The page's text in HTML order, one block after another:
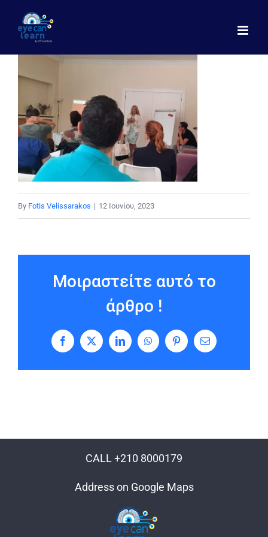
περιεχόμενο
By Fotis Velissarakos | 12 Ιουνίου, 2023
Μοιραστείτε αυτό το
άρθρο !
Facebook
X LinkedInWhatsAppPinterestEmail
CALL +210 8000179
Address on Google Maps